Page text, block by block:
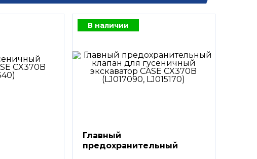
В наличии
Главный
предохранительный